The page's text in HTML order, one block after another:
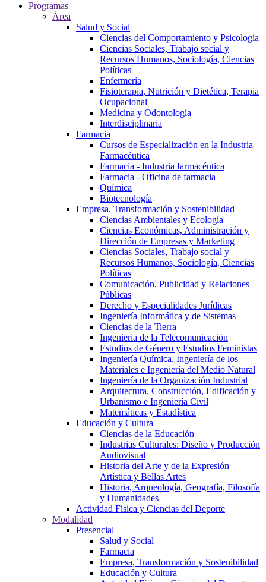
Programas
Área
Salud y Social
Ciencias del Comportamiento y Psicología
Ciencias Sociales, Trabajo social y
Recursos Humanos, Sociología, Ciencias
Políticas
Enfermería
Fisioterapia, Nutrición y Dietética, Terapia
Ocupacional
Medicina y Odontología
Interdisciplinaria
Farmacia
Cursos de Especialización en la Industria
Farmacéutica
Farmacia - Industria farmacéutica
Farmacia - Oficina de farmacia
Química
Biotecnología
Empresa, Transformación y Sostenibilidad
Ciencias Ambientales y Ecología
Ciencias Económicas, Administración y
Dirección de Empresas y Marketing
Ciencias Sociales, Trabajo social y
Recursos Humanos, Sociología, Ciencias
Políticas
Comunicación, Publicidad y Relaciones
Públicas
Derecho y Especialidades Jurídicas
Ingeniería Informática y de Sistemas
Ciencias de la Tierra
Ingeniería de la Telecomunicación
Estudios de Género y Estudios Feministas
Ingeniería Química, Ingeniería de los
Materiales e Ingeniería del Medio Natural
Ingeniería de la Organización Industrial
Arquitectura, Construcción, Edificación y
Urbanismo e Ingeniería Civil
Matemáticas y Estadística
Educación y Cultura
Ciencias de la Educación
Industrias Culturales: Diseño y Producción
Audiovisual
Historia del Arte y de la Expresión
Artística y Bellas Artes
Historia, Arqueología, Geografía, Filosofía
y Humanidades
Actividad Física y Ciencias del Deporte
Modalidad
Presencial
Salud y Social
Farmacia
Empresa, Transformación y Sostenibilidad
Educación y Cultura